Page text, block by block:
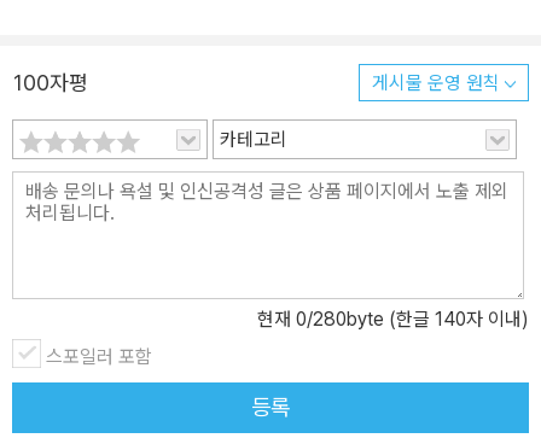
지문과 소설을 읽어내기에 도움이 됩니다.
100자평 게시물 운영 원칙
카테고리
현재 0/280byte (한글 140자 이내)
스포일러 포함
등록